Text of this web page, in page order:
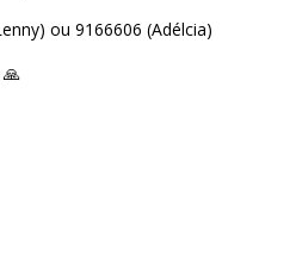
ou 9166606 (Adélcia)